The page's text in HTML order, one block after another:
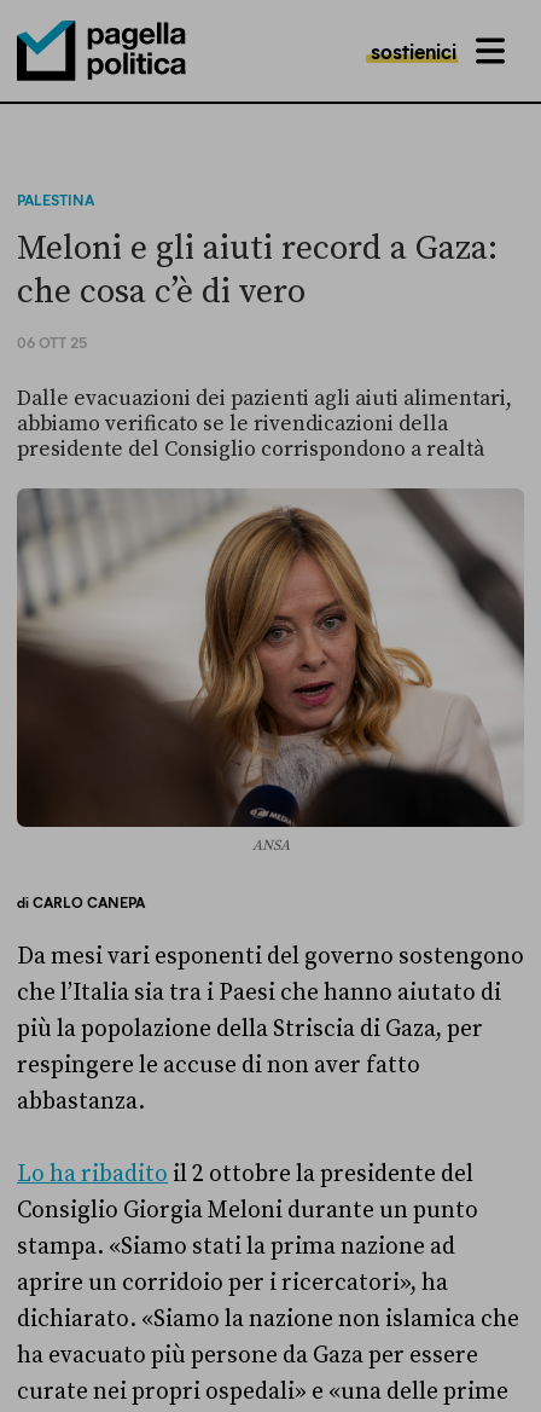
Pagella Politica Logo
sostienici MENU
PALESTINA
Meloni e gli aiuti record a Gaza:
che cosa c’è di vero
06 OTT 25
Dalle evacuazioni dei pazienti agli aiuti alimentari,
abbiamo verificato se le rivendicazioni della
presidente del Consiglio corrispondono a realtà
ANSA
diCARLO CANEPA
Da mesi vari esponenti del governo sostengono
che l’Italia sia tra i Paesi che hanno aiutato di
più la popolazione della Striscia di Gaza, per
respingere le accuse di non aver fatto
abbastanza.
Lo ha ribadito il 2 ottobre la presidente del
Consiglio Giorgia Meloni durante un punto
stampa. «Siamo stati la prima nazione ad
aprire un corridoio per i ricercatori», ha
dichiarato. «Siamo la nazione non islamica che
ha evacuato più persone da Gaza per essere
curate nei propri ospedali» e «una delle prime